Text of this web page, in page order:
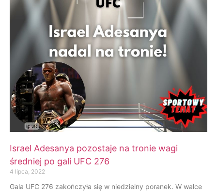
Israel Adesanya pozostaje na tronie wagi
średniej po gali UFC 276
4 lipca, 2022
Gala UFC 276 zakończyła się w niedzielny poranek. W walce